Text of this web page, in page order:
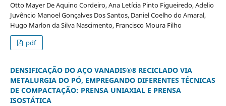
Otto Mayer De Aquino Cordeiro, Ana Letícia Pinto Figueiredo, Adelio
Juvêncio Manoel Gonçalves Dos Santos, Daniel Coelho do Amaral,
Hugo Marlon da Silva Nascimento, Francisco Moura Filho
pdf
DENSIFICAÇÃO DO AÇO VANADIS®8 RECICLADO VIA
METALURGIA DO PÓ, EMPREGANDO DIFERENTES TÉCNICAS
DE COMPACTAÇÃO: PRENSA UNIAXIAL E PRENSA
ISOSTÁTICA